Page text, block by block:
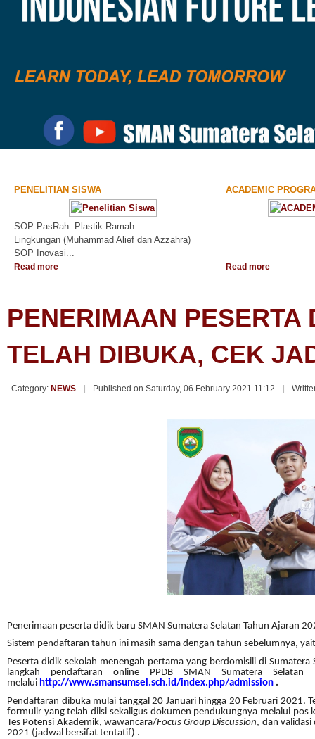
PENELITIAN SISWA
SOP PasRah: Plastik Ramah
Lingkungan (Muhammad Alief dan Azzahra)
SOP Inovasi...
Read more
ACADEMIC
...
Read more
PENERIMAAN
TELAH DIBUKA, CEK
Category: NEWS Published on Saturday, 06 February 2021 11:12
Penerimaan peserta didik baru SMAN Sumatera Selatan Tahun Ajaran
Sistem pendaftaran tahun ini masih sama dengan tahun sebelumnya,
Peserta didik sekolah menengah pertama yang berdomisili di
langkah pendaftaran online PPDB SMAN Sumatera
melalui http://www.smansumsel.sch.id/index.php/admission .
Pendaftaran dibuka mulai tanggal 20 Januari hingga 20 Februari 2021.
formulir yang telah diisi sekaligus dokumen pendukungnya melalui pos
Tes Potensi Akademik, wawancara/Focus Group Discussion, dan
2021 (jadwal bersifat tentatif) .